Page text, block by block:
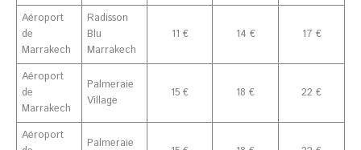
Aéroport
de
Marrakech
Radisson
Blu
Marrakech
11 € 14 € 17 €
Aéroport
de
Marrakech
Palmeraie
Village
15 € 18 € 22 €
Aéroport
Palmeraie